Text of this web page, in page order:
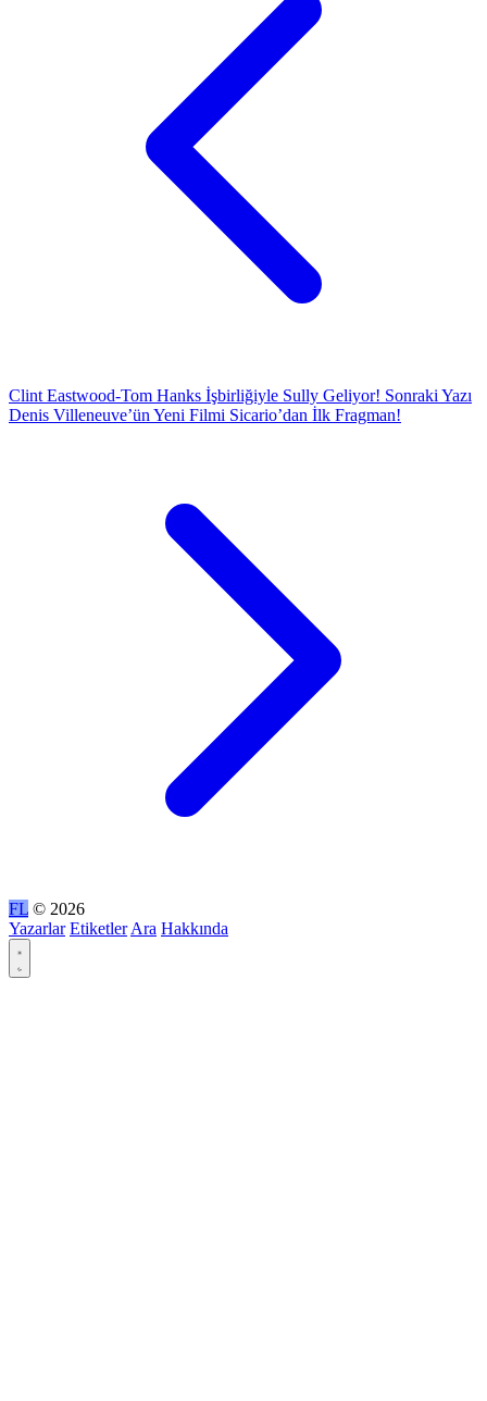
Clint Eastwood-Tom Hanks İşbirliğiyle Sully Geliyor! Sonraki Yazı
Denis Villeneuve’ün Yeni Filmi Sicario’dan İlk Fragman!
FL © 2026
Yazarlar Etiketler Ara Hakkında